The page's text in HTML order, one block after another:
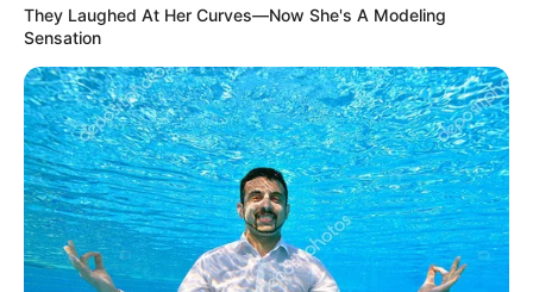
ราศีมังกร
มั่งคั่งร่ำรวยขึ้นในปี 2561 เรื่องงานมีโอกาสก้าวหน้ามีโชค
เดินทางทำงานต่างประเทศ แต่อาจทำให้เกิดปัญหาเรื่อง
จุกจิก หยุมหยิม ของความรัก ขึ้นตลอดทั้งปี เช็คเบอร์
มงคลจากอ.ช้างทศพร ได้ที่นี่ :https://goo.gl/AJ69ZS
They Laughed At Her Curves—Now She's A Modeling
Sensation